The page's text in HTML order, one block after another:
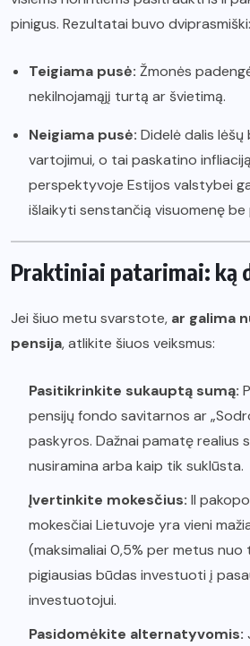
pinigus. Rezultatai buvo dviprasmiški:
Teigiama pusė: Žmonės
nekilnojamąjį turtą ar švietimą.
Neigiama pusė: Didelė dalis
vartojimui, o tai paskatino
perspektyvoje Estijos valstybei
išlaikyti senstančią visuomenę
Praktiniai patarimai: ką
Jei šiuo metu svarstote, ar galima
pensija, atlikite šiuos veiksmus:
Pasitikrinkite sukauptą sumą:
pensijų fondo savitarnos ar
paskyros. Dažnai pamatę realius
nusiramina arba kaip tik suklūsta.
Įvertinkite mokesčius: II
mokesčiai Lietuvoje yra vieni
(maksimaliai 0,5% per metus
pigiausias būdas investuoti į
investuotojui.
Pasidomėkite alternatyvomis: